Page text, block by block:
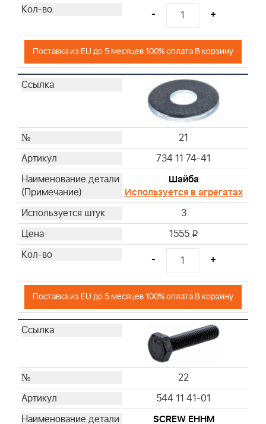
- +
Поставка из EU до 5 месяцев 100% оплата В корзину
21
734 11 74-41
Шайба
Используется в агрегатах
3
1555 i
- +
Поставка из EU до 5 месяцев 100% оплата В корзину
22
544 11 41-01
SCREW EHHM